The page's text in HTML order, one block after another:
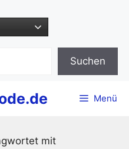
Suchen
Menü
mit